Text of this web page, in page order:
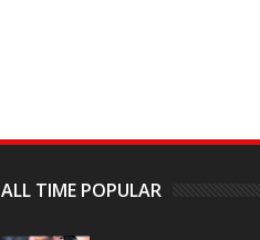
ALL TIME POPULAR